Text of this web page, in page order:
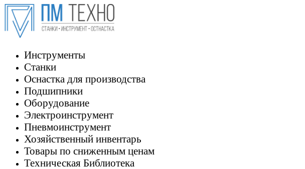
Инструменты
Станки
Оснастка для производства
Подшипники
Оборудование
Электроинструмент
Пневмоинструмент
Хозяйственный инвентарь
Товары по сниженным ценам
Техническая Библиотека